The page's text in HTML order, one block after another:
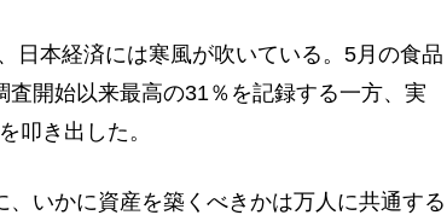
本経済には寒風が吹いている。5月の食品
開始以来最高の31％を記録する一方、実
叩き出した。
いかに資産を築くべきかは万人に共通する